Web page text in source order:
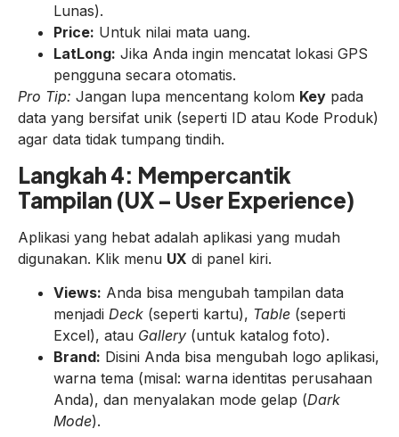
Lunas).
Price: Untuk nilai mata uang.
LatLong: Jika Anda ingin mencatat lokasi GPS
pengguna secara otomatis.
Pro Tip: Jangan lupa mencentang kolom Key pada
data yang bersifat unik (seperti ID atau Kode Produk)
agar data tidak tumpang tindih.
Langkah 4: Mempercantik
Tampilan (UX – User Experience)
Aplikasi yang hebat adalah aplikasi yang mudah
digunakan. Klik menu UX di panel kiri.
Views: Anda bisa mengubah tampilan data
menjadi Deck (seperti kartu), Table (seperti
Excel), atau Gallery (untuk katalog foto).
Brand: Disini Anda bisa mengubah logo aplikasi,
warna tema (misal: warna identitas perusahaan
Anda), dan menyalakan mode gelap (Dark
Mode).